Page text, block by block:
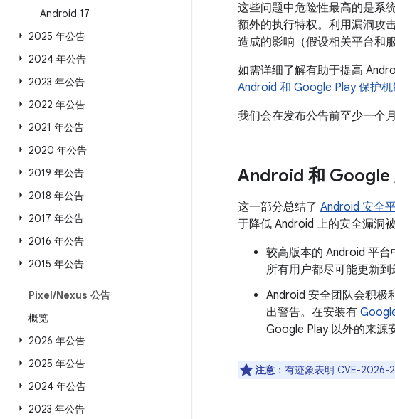
Android 17
2025 年公告
2024 年公告
2023 年公告
2022 年公告
2021 年公告
2020 年公告
2019 年公告
2018 年公告
2017 年公告
2016 年公告
2015 年公告
Pixel/Nexus 公告
概览
2026 年公告
2025 年公告
2024 年公告
2023 年公告
这些问题中危险性最高的是系
额外的执行特权。利用漏洞攻
造成的影响（假设相关平台和
如需详细了解有助于提高
Android 和 Google Play 保护
我们会在发布公告前至少一个
Android 和 Google
这一部分总结了 Android 安全
于降低 Android 上的安全漏洞
较高版本的 Android 平
所有用户都尽可能更新到
Android 安全团队会积极
出警告。在安装有
Google Play 以外的来源
注意 ：有迹象表明 CVE-2026-